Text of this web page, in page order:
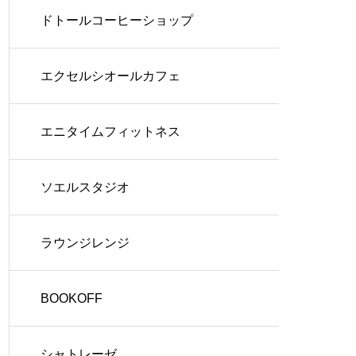
ドトールコーヒーショップ
エクセルシオールカフェ
エニタイムフィットネス
ソエルスタジオ
ラウンジレンジ
BOOKOFF